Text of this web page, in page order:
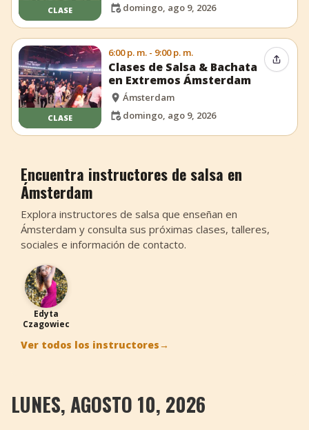
CLASE
domingo, ago 9, 2026
CLASE
6:00 p. m. - 9:00 p. m.
Clases de Salsa & Bachata
en Extremos Ámsterdam
Ámsterdam
domingo, ago 9, 2026
Encuentra instructores de salsa en
Ámsterdam
Explora instructores de salsa que enseñan en
Ámsterdam y consulta sus próximas clases, talleres,
sociales e información de contacto.
EC
Edyta
Czagowiec
Ver todos los instructores→
LUNES, AGOSTO 10, 2026